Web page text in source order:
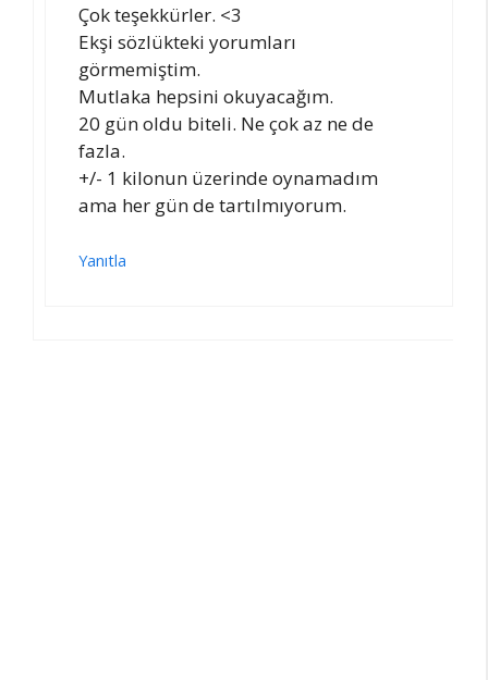
Çok teşekkürler. <3
Ekşi sözlükteki yorumları
görmemiştim.
Mutlaka hepsini okuyacağım.
20 gün oldu biteli. Ne çok az ne de
fazla.
+/- 1 kilonun üzerinde oynamadım
ama her gün de tartılmıyorum.
Yanıtla